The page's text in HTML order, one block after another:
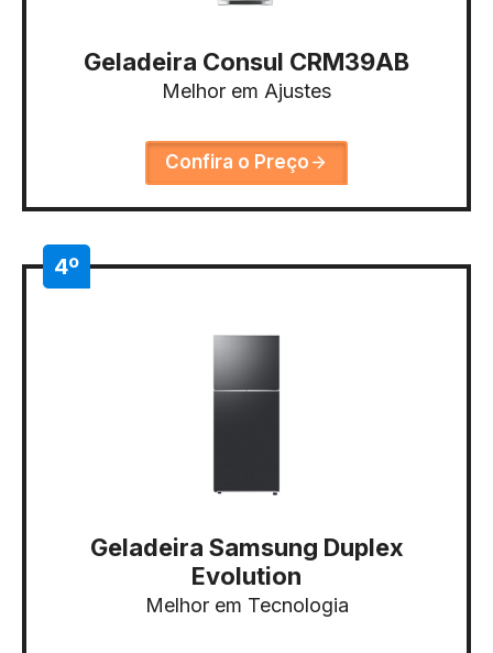
Geladeira Consul CRM39AB
Melhor em Ajustes
Confira o Preço
4º
Geladeira Samsung Duplex
Evolution
Melhor em Tecnologia